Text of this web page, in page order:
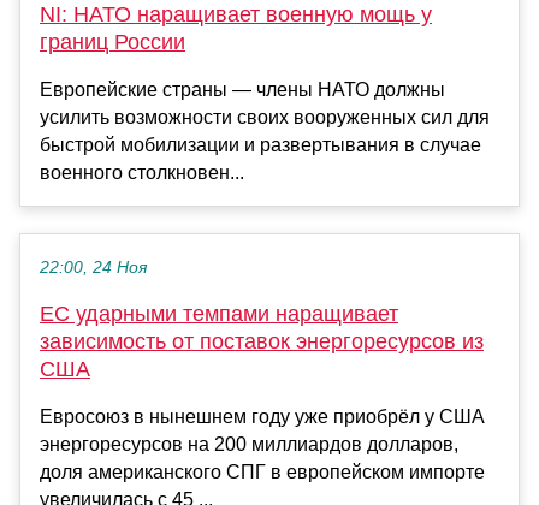
NI: НАТО наращивает военную мощь у
границ России
Европейские страны — члены НАТО должны
усилить возможности своих вооруженных сил для
быстрой мобилизации и развертывания в случае
военного столкновен...
22:00, 24 Ноя
ЕС ударными темпами наращивает
зависимость от поставок энергоресурсов из
США
Евросоюз в нынешнем году уже приобрёл у США
энергоресурсов на 200 миллиардов долларов,
доля американского СПГ в европейском импорте
увеличилась с 45 ...